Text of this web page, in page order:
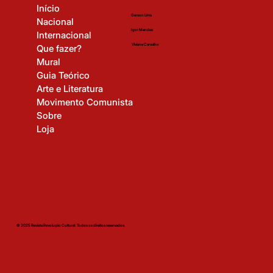
© 2025 Revista Revolução Cultural. Todos os direitos reservados.
Início
Nacional
Internacional
Que fazer?
Mural
Guia Teórico
Arte e Literatura
Movimento Comunista
Sobre
Loja
Gerson Lima
Igor Mendes
Viviane Carvalho